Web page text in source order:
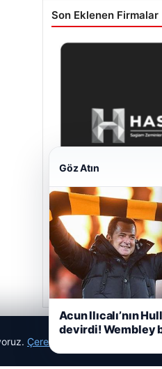
Son Eklenen Firmalar
Hastaş Beton
Mayıs 26, 2026
Çerez Politikamız
Göz Atın
Acun Ilıcalı’nın
devirdi! Wembley